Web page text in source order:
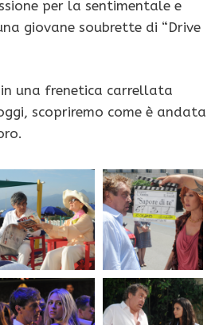
per la sentimentale e
giovane soubrette di “Drive
una frenetica carrellata
scopriremo come è andata